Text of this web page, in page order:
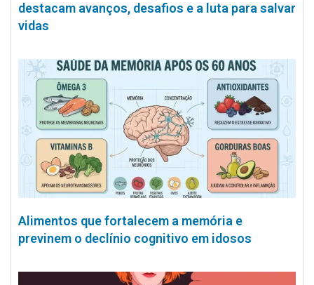
destacam avanços, desafios e a luta para salvar
vidas
Alimentos que fortalecem a memória e
previnem o declínio cognitivo em idosos